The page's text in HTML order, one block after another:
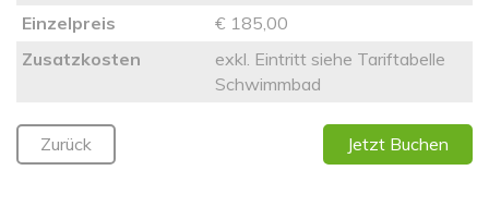
Einzelpreis
€ 185,00
Zusatzkosten
exkl. Eintritt siehe Tariftabelle
Schwimmbad
Zurück Jetzt Buchen